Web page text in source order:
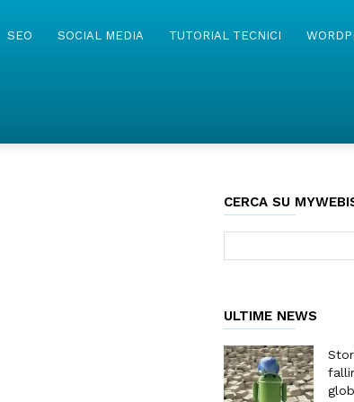
SEO SOCIAL MEDIA TUTORIAL TECNICI
CERCA SU
ULTIME NEWS